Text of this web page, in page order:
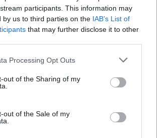
participants. This information may
by us to third parties on the IAB’s List of
that may further disclose it to other
website/app uses one or more Google
visit or usage behaviour. You may click to
to Google and its third-party tags to
below specified purposes in below Google
Processing Opt Outs
out of the Sharing of my
out of the Sale of my
Jelszó
Bejelentkezés
termékek és szolgáltatások térképes